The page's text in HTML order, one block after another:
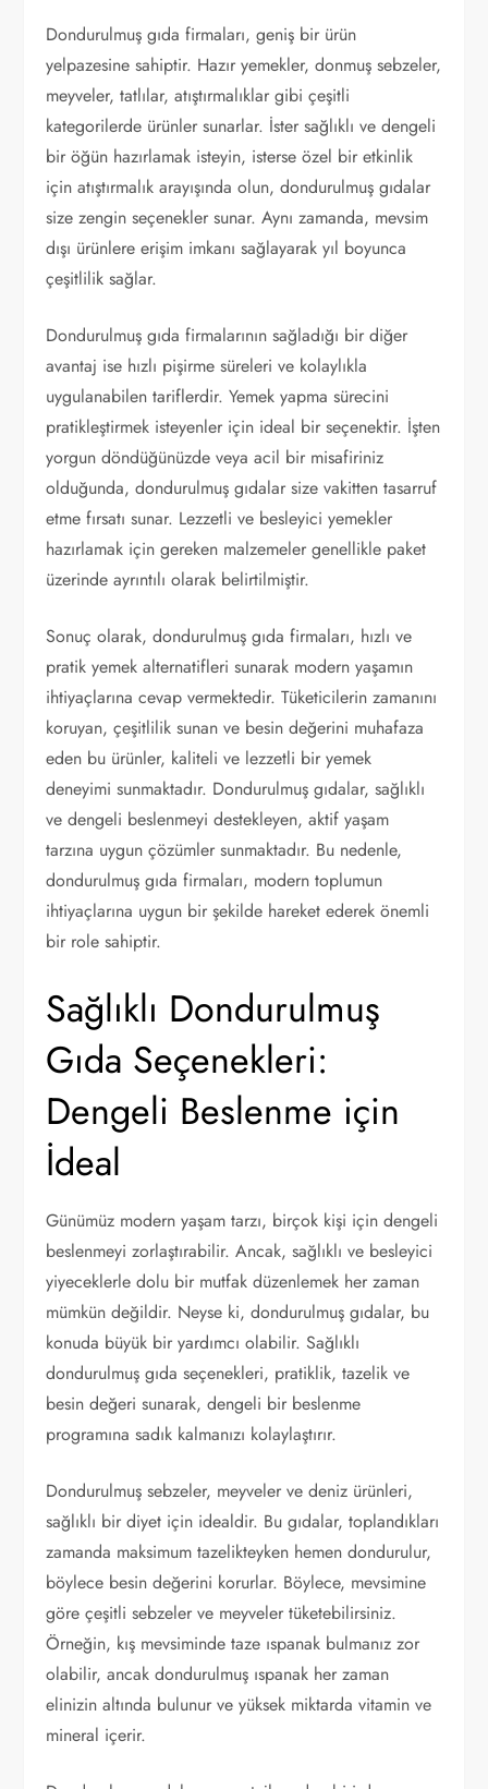
Dondurulmuş gıda firmaları, geniş bir ürün
yelpazesine sahiptir. Hazır yemekler, donmuş sebzeler,
meyveler, tatlılar, atıştırmalıklar gibi çeşitli
kategorilerde ürünler sunarlar. İster sağlıklı ve dengeli
bir öğün hazırlamak isteyin, isterse özel bir etkinlik
için atıştırmalık arayışında olun, dondurulmuş gıdalar
size zengin seçenekler sunar. Aynı zamanda, mevsim
dışı ürünlere erişim imkanı sağlayarak yıl boyunca
çeşitlilik sağlar.
Dondurulmuş gıda firmalarının sağladığı bir diğer
avantaj ise hızlı pişirme süreleri ve kolaylıkla
uygulanabilen tariflerdir. Yemek yapma sürecini
pratikleştirmek isteyenler için ideal bir seçenektir. İşten
yorgun döndüğünüzde veya acil bir misafiriniz
olduğunda, dondurulmuş gıdalar size vakitten tasarruf
etme fırsatı sunar. Lezzetli ve besleyici yemekler
hazırlamak için gereken malzemeler genellikle paket
üzerinde ayrıntılı olarak belirtilmiştir.
Sonuç olarak, dondurulmuş gıda firmaları, hızlı ve
pratik yemek alternatifleri sunarak modern yaşamın
ihtiyaçlarına cevap vermektedir. Tüketicilerin zamanını
koruyan, çeşitlilik sunan ve besin değerini muhafaza
eden bu ürünler, kaliteli ve lezzetli bir yemek
deneyimi sunmaktadır. Dondurulmuş gıdalar, sağlıklı
ve dengeli beslenmeyi destekleyen, aktif yaşam
tarzına uygun çözümler sunmaktadır. Bu nedenle,
dondurulmuş gıda firmaları, modern toplumun
ihtiyaçlarına uygun bir şekilde hareket ederek önemli
bir role sahiptir.
Sağlıklı Dondurulmuş
Gıda Seçenekleri:
Dengeli Beslenme için
İdeal
Günümüz modern yaşam tarzı, birçok kişi için dengeli
beslenmeyi zorlaştırabilir. Ancak, sağlıklı ve besleyici
yiyeceklerle dolu bir mutfak düzenlemek her zaman
mümkün değildir. Neyse ki, dondurulmuş gıdalar, bu
konuda büyük bir yardımcı olabilir. Sağlıklı
dondurulmuş gıda seçenekleri, pratiklik, tazelik ve
besin değeri sunarak, dengeli bir beslenme
programına sadık kalmanızı kolaylaştırır.
Dondurulmuş sebzeler, meyveler ve deniz ürünleri,
sağlıklı bir diyet için idealdir. Bu gıdalar, toplandıkları
zamanda maksimum tazelikteyken hemen dondurulur,
böylece besin değerini korurlar. Böylece, mevsimine
göre çeşitli sebzeler ve meyveler tüketebilirsiniz.
Örneğin, kış mevsiminde taze ıspanak bulmanız zor
olabilir, ancak dondurulmuş ıspanak her zaman
elinizin altında bulunur ve yüksek miktarda vitamin ve
mineral içerir.